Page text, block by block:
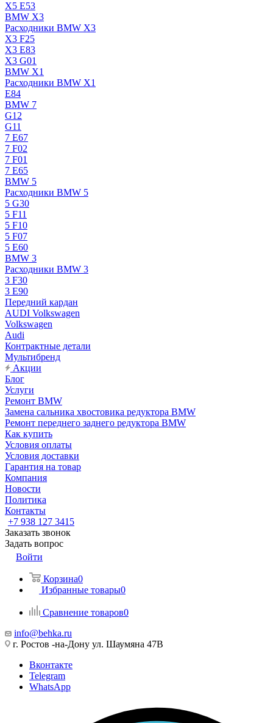
X5 E53
BMW X3
Расходники BMW X3
X3 F25
X3 E83
X3 G01
BMW X1
Расходники BMW X1
E84
BMW 7
G12
G11
7 Е67
7 F02
7 F01
7 E65
BMW 5
Расходники BMW 5
5 G30
5 F11
5 F10
5 F07
5 E60
BMW 3
Расходники BMW 3
3 F30
3 E90
Передний кардан
AUDI Volkswagen
Volkswagen
Audi
Контрактные детали
Мультибренд
Акции
Блог
Услуги
Ремонт BMW
Замена сальника хвостовика редуктора BMW
Ремонт переднего заднего редуктора BMW
Как купить
Условия оплаты
Условия доставки
Гарантия на товар
Компания
Новости
Политика
Контакты
+7 938 127 3415
Заказать звонок
Задать вопрос
Войти
Корзина0
Избранные товары0
Сравнение товаров0
info@behka.ru
г. Ростов -на-Дону ул. Шаумяна 47В
Вконтакте
Telegram
WhatsApp